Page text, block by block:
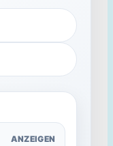
ANZEIGEN